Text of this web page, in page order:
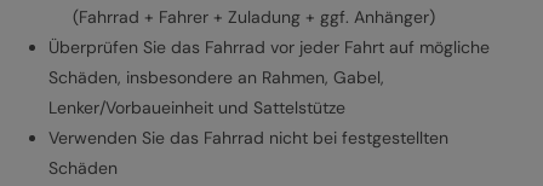
(Fahrrad + Fahrer + Zuladung + ggf. Anhänger)
Überprüfen Sie das Fahrrad vor jeder Fahrt auf mögliche
Schäden, insbesondere an Rahmen, Gabel,
Lenker/Vorbaueinheit und Sattelstütze
Verwenden Sie das Fahrrad nicht bei festgestellten
Schäden